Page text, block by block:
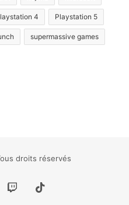
4 Playstation 5
supermassive games
droits réservés
Twitch